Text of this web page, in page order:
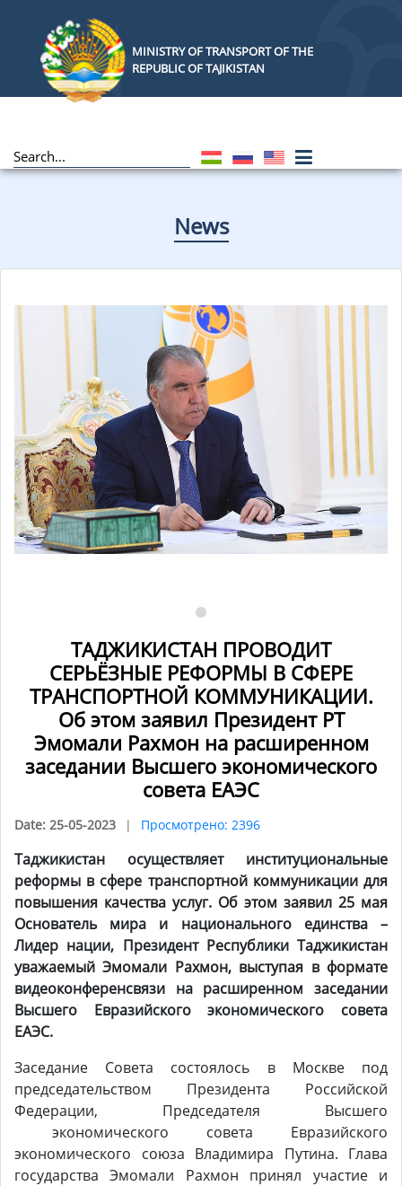
MINISTRY OF TRANSPORT OF THE
REPUBLIC OF TAJIKISTAN
News
ТАДЖИКИСТАН ПРОВОДИТ
СЕРЬЁЗНЫЕ РЕФОРМЫ В СФЕРЕ
ТРАНСПОРТНОЙ КОММУНИКАЦИИ.
Об этом заявил Президент РТ
Эмомали Рахмон на расширенном
заседании Высшего экономического
совета ЕАЭС
Date: 25-05-2023 Просмотрено: 2396
Таджикистан осуществляет институциональные
реформы в сфере транспортной коммуникации для
повышения качества услуг. Об этом заявил 25 мая
Основатель мира и национального единства –
Лидер нации, Президент Республики Таджикистан
уважаемый Эмомали Рахмон, выступая в формате
видеоконференсвязи на расширенном заседании
Высшего Евразийского экономического совета
ЕАЭС.
Заседание Совета состоялось в Москве под
председательством Президента Российской
Федерации, Председателя Высшего
экономического совета Евразийского
экономического союза Владимира Путина. Глава
государства Эмомали Рахмон принял участие и